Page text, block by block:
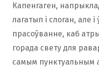
Капенгаген,
лагатып і слоган, але
прасоўванне, каб
горада свету для
самым пунктуальным